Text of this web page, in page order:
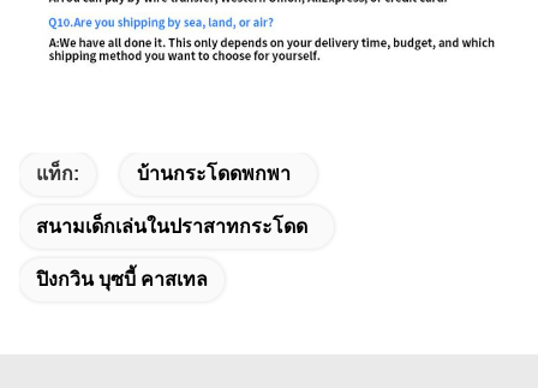
แท็ก: บ้านกระโดดพกพา
สนามเด็กเล่นในปราสาทกระโดด
ปิงกวิน บุซบี้ คาสเทล